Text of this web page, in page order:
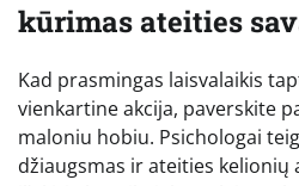
kūrimas ateities
Kad prasmingas laisvalaikis
vienkartine akcija, paverskite
maloniu hobiu. Psichologai
džiaugsmas ir ateities kelionių